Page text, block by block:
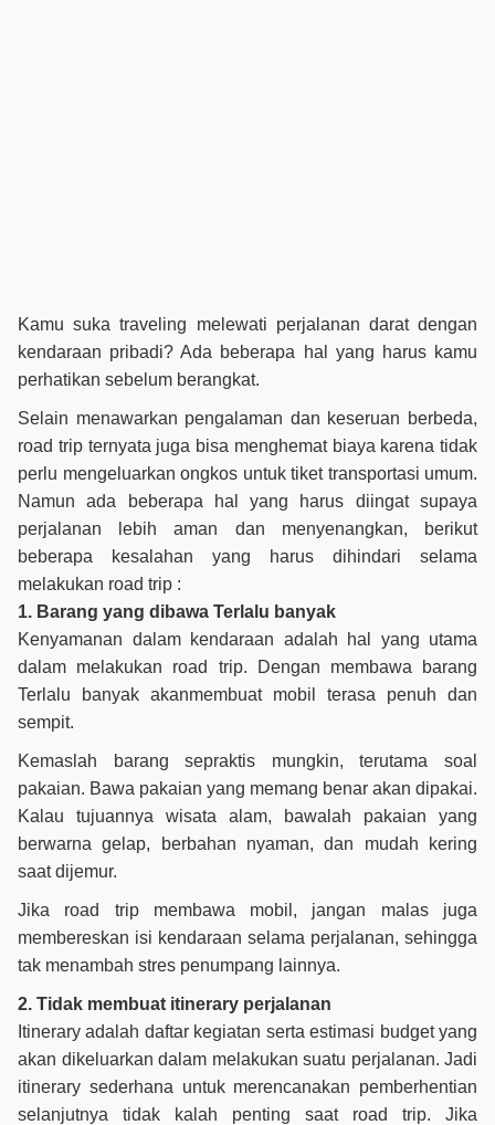
Kamu suka traveling melewati perjalanan darat dengan
kendaraan pribadi? Ada beberapa hal yang harus kamu
perhatikan sebelum berangkat.
Selain menawarkan pengalaman dan keseruan berbeda,
road trip ternyata juga bisa menghemat biaya karena tidak
perlu mengeluarkan ongkos untuk tiket transportasi umum.
Namun ada beberapa hal yang harus diingat supaya
perjalanan lebih aman dan menyenangkan, berikut
beberapa kesalahan yang harus dihindari selama
melakukan road trip :
1. Barang yang dibawa Terlalu banyak
Kenyamanan dalam kendaraan adalah hal yang utama
dalam melakukan road trip. Dengan membawa barang
Terlalu banyak akanmembuat mobil terasa penuh dan
sempit.
Kemaslah barang sepraktis mungkin, terutama soal
pakaian. Bawa pakaian yang memang benar akan dipakai.
Kalau tujuannya wisata alam, bawalah pakaian yang
berwarna gelap, berbahan nyaman, dan mudah kering
saat dijemur.
Jika road trip membawa mobil, jangan malas juga
membereskan isi kendaraan selama perjalanan, sehingga
tak menambah stres penumpang lainnya.
2. Tidak membuat itinerary perjalanan
Itinerary adalah daftar kegiatan serta estimasi budget yang
akan dikeluarkan dalam melakukan suatu perjalanan. Jadi
itinerary sederhana untuk merencanakan pemberhentian
selanjutnya tidak kalah penting saat road trip. Jika